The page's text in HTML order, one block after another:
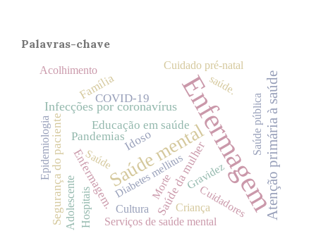
Palavras-chave
Enfermagem
Saúde mental Atenção primária à saúde
Infecções por coronavírus
Enfermagem.
Segurança do paciente Idoso
Educação em saúde
Saúde da mulher
Família
COVID-19
Pandemias
Serviços de saúde mental
Saúde
Epidemiologia Gravidez
Cuidadores
Cuidado pré-natal
Diabetes mellitus
Adolescente
Acolhimento
Criança
Saúde pública
Hospitais
Morte
saúde.
Cultura